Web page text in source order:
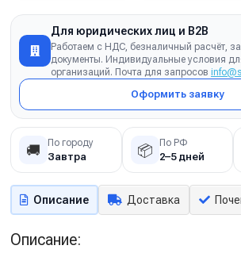
Для юридических лиц и B2B
Работаем с НДС, безналичный расчёт,
документы. Индивидуальные условия
организаций. Почта для запросов
Оформить заявку
🚚 По городу
Завтра 📦 По РФ
2–5 дней
Описание Доставка
Описание: